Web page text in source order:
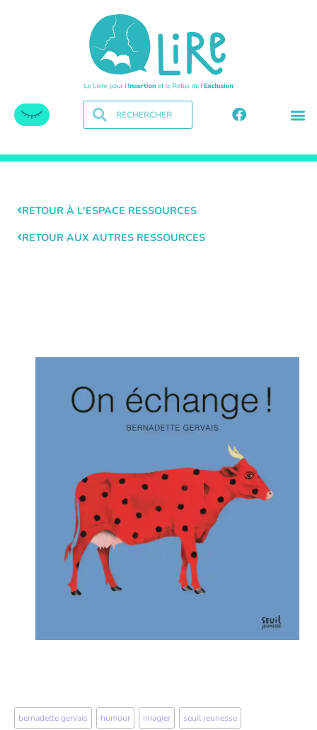
RETOUR À L'ESPACE RESSOURCES
RETOUR AUX AUTRES RESSOURCES
bernadette gervais humour imagier seuil jeunesse